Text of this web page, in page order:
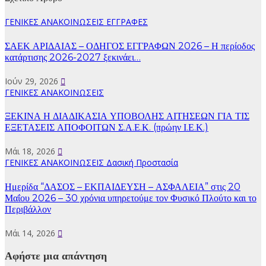
ΓΕΝΙΚΕΣ ΑΝΑΚΟΙΝΩΣΕΙΣ ΕΓΓΡΑΦΕΣ
ΣΑΕΚ ΑΡΙΔΑΙΑΣ – ΟΔΗΓΟΣ ΕΓΓΡΑΦΩΝ 2026 – Η περίοδος
κατάρτισης 2026-2027 ξεκινάει…
Ιούν 29, 2026
ΓΕΝΙΚΕΣ ΑΝΑΚΟΙΝΩΣΕΙΣ
ΞΕΚΙΝΑ Η ΔΙΑΔΙΚΑΣΙΑ ΥΠΟΒΟΛΗΣ ΑΙΤΗΣΕΩΝ ΓΙΑ ΤΙΣ
ΕΞΕΤΑΣΕΙΣ ΑΠΟΦΟΙΤΩΝ Σ.Α.Ε.Κ. (πρώην Ι.Ε.Κ.)
Μάι 18, 2026
ΓΕΝΙΚΕΣ ΑΝΑΚΟΙΝΩΣΕΙΣ Δασική Προστασία
Ημερίδα “ΔΑΣΟΣ – ΕΚΠΑΙΔΕΥΣΗ – ΑΣΦΑΛΕΙΑ” στις 20
Μαΐου 2026 – 30 χρόνια υπηρετούμε τον Φυσικό Πλούτο και το
Περιβάλλον
Μάι 14, 2026
Αφήστε μια απάντηση